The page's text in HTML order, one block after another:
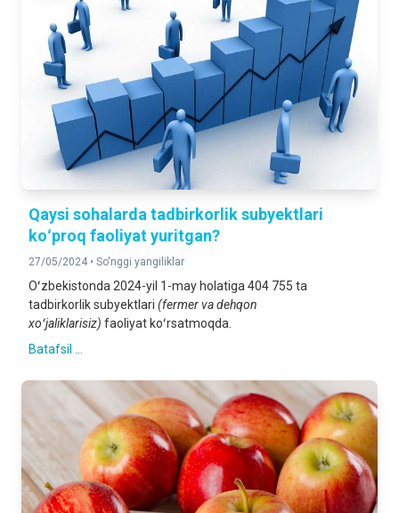
Qaysi sohalarda tadbirkorlik subyektlari
koʻproq faoliyat yuritgan?
27/05/2024 • So'nggi yangiliklar
Oʻzbekistonda 2024-yil 1-may holatiga 404 755 ta
tadbirkorlik subyektlari (fermer va dehqon
xoʻjaliklarisiz) faoliyat koʻrsatmoqda.
Batafsil ...